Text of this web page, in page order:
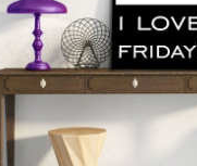
Opcje
na
stronie